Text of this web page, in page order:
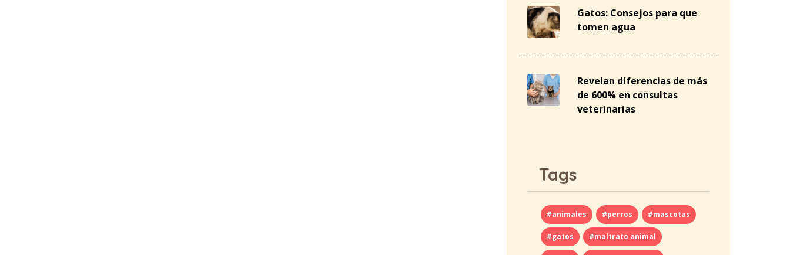
Gatos: Consejos para que
tomen agua
Revelan diferencias de más
de 600% en consultas
veterinarias
Tags
#animales #perros #mascotas
#gatos #maltrato animal